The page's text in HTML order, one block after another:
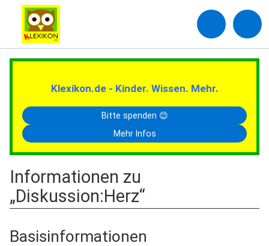
Klexikon.de - Kinder. Wissen. Mehr.
Bitte spenden 😊
Mehr Infos
Informationen zu
„Diskussion:Herz“
Basisinformationen